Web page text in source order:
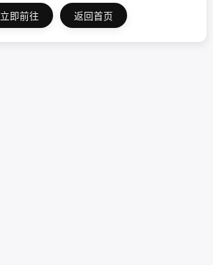
立即前往 返回首页